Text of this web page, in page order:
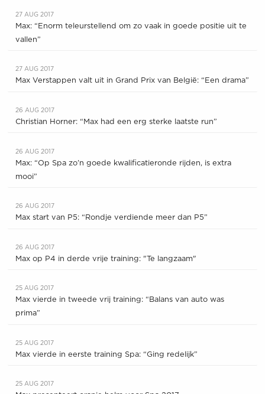
27 AUG 2017
Max: “Enorm teleurstellend om zo vaak in goede positie uit te
vallen”
27 AUG 2017
Max Verstappen valt uit in Grand Prix van België: “Een drama”
26 AUG 2017
Christian Horner: “Max had een erg sterke laatste run”
26 AUG 2017
Max: “Op Spa zo’n goede kwalificatieronde rijden, is extra
mooi”
26 AUG 2017
Max start van P5: “Rondje verdiende meer dan P5”
26 AUG 2017
Max op P4 in derde vrije training: "Te langzaam"
25 AUG 2017
Max vierde in tweede vrij training: “Balans van auto was
prima”
25 AUG 2017
Max vierde in eerste training Spa: “Ging redelijk”
25 AUG 2017